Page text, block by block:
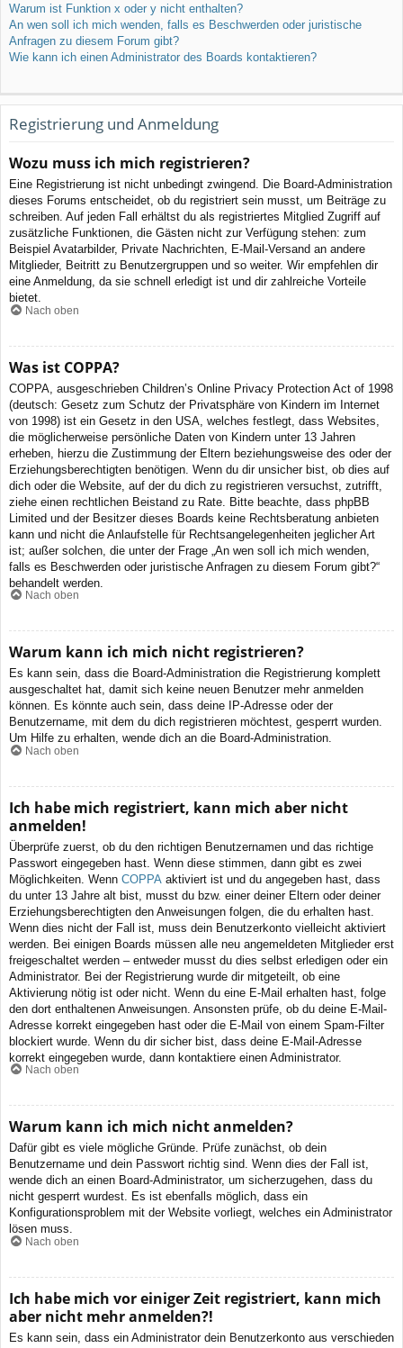
Warum ist Funktion x oder y nicht enthalten?
An wen soll ich mich wenden, falls es Beschwerden oder juristische
Anfragen zu diesem Forum gibt?
Wie kann ich einen Administrator des Boards kontaktieren?
Registrierung und Anmeldung
Wozu muss ich mich registrieren?
Eine Registrierung ist nicht unbedingt zwingend. Die Board-Administration
dieses Forums entscheidet, ob du registriert sein musst, um Beiträge zu
schreiben. Auf jeden Fall erhältst du als registriertes Mitglied Zugriff auf
zusätzliche Funktionen, die Gästen nicht zur Verfügung stehen: zum
Beispiel Avatarbilder, Private Nachrichten, E-Mail-Versand an andere
Mitglieder, Beitritt zu Benutzergruppen und so weiter. Wir empfehlen dir
eine Anmeldung, da sie schnell erledigt ist und dir zahlreiche Vorteile
bietet.
Nach oben
Was ist COPPA?
COPPA, ausgeschrieben Children’s Online Privacy Protection Act of 1998
(deutsch: Gesetz zum Schutz der Privatsphäre von Kindern im Internet
von 1998) ist ein Gesetz in den USA, welches festlegt, dass Websites,
die möglicherweise persönliche Daten von Kindern unter 13 Jahren
erheben, hierzu die Zustimmung der Eltern beziehungsweise des oder der
Erziehungsberechtigten benötigen. Wenn du dir unsicher bist, ob dies auf
dich oder die Website, auf der du dich zu registrieren versuchst, zutrifft,
ziehe einen rechtlichen Beistand zu Rate. Bitte beachte, dass phpBB
Limited und der Besitzer dieses Boards keine Rechtsberatung anbieten
kann und nicht die Anlaufstelle für Rechtsangelegenheiten jeglicher Art
ist; außer solchen, die unter der Frage „An wen soll ich mich wenden,
falls es Beschwerden oder juristische Anfragen zu diesem Forum gibt?“
behandelt werden.
Nach oben
Warum kann ich mich nicht registrieren?
Es kann sein, dass die Board-Administration die Registrierung komplett
ausgeschaltet hat, damit sich keine neuen Benutzer mehr anmelden
können. Es könnte auch sein, dass deine IP-Adresse oder der
Benutzername, mit dem du dich registrieren möchtest, gesperrt wurden.
Um Hilfe zu erhalten, wende dich an die Board-Administration.
Nach oben
Ich habe mich registriert, kann mich aber nicht
anmelden!
Überprüfe zuerst, ob du den richtigen Benutzernamen und das richtige
Passwort eingegeben hast. Wenn diese stimmen, dann gibt es zwei
Möglichkeiten. Wenn COPPA aktiviert ist und du angegeben hast, dass
du unter 13 Jahre alt bist, musst du bzw. einer deiner Eltern oder deiner
Erziehungsberechtigten den Anweisungen folgen, die du erhalten hast.
Wenn dies nicht der Fall ist, muss dein Benutzerkonto vielleicht aktiviert
werden. Bei einigen Boards müssen alle neu angemeldeten Mitglieder erst
freigeschaltet werden – entweder musst du dies selbst erledigen oder ein
Administrator. Bei der Registrierung wurde dir mitgeteilt, ob eine
Aktivierung nötig ist oder nicht. Wenn du eine E-Mail erhalten hast, folge
den dort enthaltenen Anweisungen. Ansonsten prüfe, ob du deine E-Mail-
Adresse korrekt eingegeben hast oder die E-Mail von einem Spam-Filter
blockiert wurde. Wenn du dir sicher bist, dass deine E-Mail-Adresse
korrekt eingegeben wurde, dann kontaktiere einen Administrator.
Nach oben
Warum kann ich mich nicht anmelden?
Dafür gibt es viele mögliche Gründe. Prüfe zunächst, ob dein
Benutzername und dein Passwort richtig sind. Wenn dies der Fall ist,
wende dich an einen Board-Administrator, um sicherzugehen, dass du
nicht gesperrt wurdest. Es ist ebenfalls möglich, dass ein
Konfigurationsproblem mit der Website vorliegt, welches ein Administrator
lösen muss.
Nach oben
Ich habe mich vor einiger Zeit registriert, kann mich
aber nicht mehr anmelden?!
Es kann sein, dass ein Administrator dein Benutzerkonto aus verschieden